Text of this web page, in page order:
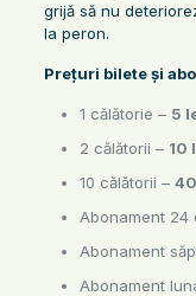
grijă să nu
la peron.
Prețuri bilete și
1 călătorie – 5
2 călătorii – 10
10 călătorii –
Abonament 24
Abonament
Abonament